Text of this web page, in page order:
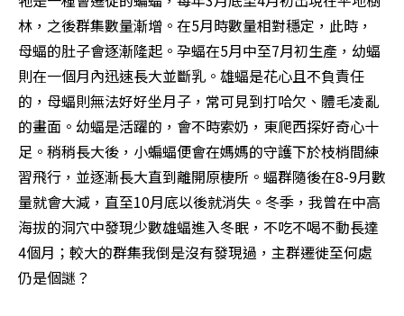
林，之後群集數量漸增。在5月時數量相對穩定，此時，
母蝠的肚子會逐漸隆起。孕蝠在5月中至7月初生產，幼蝠
則在一個月內迅速長大並斷乳。雄蝠是花心且不負責任
的，母蝠則無法好好坐月子，常可見到打哈欠、體毛凌亂
的畫面。幼蝠是活躍的，會不時索奶，東爬西探好奇心十
足。稍稍長大後，小蝙蝠便會在媽媽的守護下於枝梢間練
習飛行，並逐漸長大直到離開原棲所。蝠群隨後在8-9月數
量就會大減，直至10月底以後就消失。冬季，我曾在中高
海拔的洞穴中發現少數雄蝠進入冬眠，不吃不喝不動長達
4個月；較大的群集我倒是沒有發現過，主群遷徙至何處
仍是個謎？